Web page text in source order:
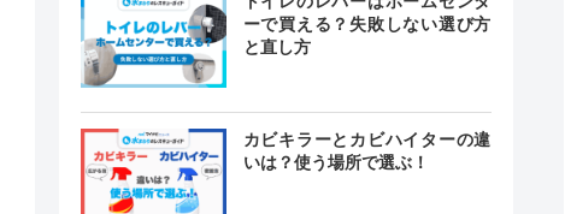
ーで買える？失敗しない選び方
と直し方
カビキラーとカビハイターの違
いは？使う場所で選ぶ！